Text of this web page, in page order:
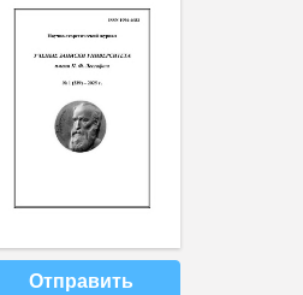
Отправить